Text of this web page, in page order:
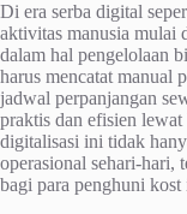
Di era serba digital
aktivitas manusia mulai
dalam hal pengelolaan
harus mencatat manual
jadwal perpanjangan
praktis dan efisien
digitalisasi ini tidak
operasional sehari-hari,
bagi para penghuni kost